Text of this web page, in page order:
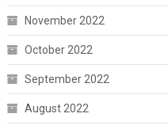
November 2022
October 2022
September 2022
August 2022